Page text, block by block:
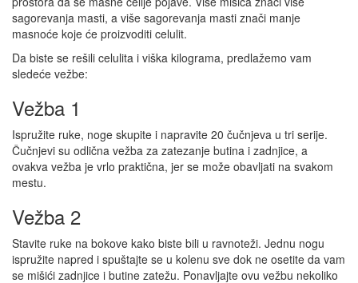
sagorevanja masti, a više sagorevanja masti znači manje
masnoće koje će proizvoditi celulit.
Da biste se rešili celulita i viška kilograma, predlažemo vam
sledeće vežbe:
Vežba 1
Ispružite ruke, noge skupite i napravite 20 čučnjeva u tri serije.
Čučnjevi su odlična vežba za zatezanje butina i zadnjice, a
ovakva vežba je vrlo praktična, jer se može obavljati na svakom
mestu.
Vežba 2
Stavite ruke na bokove kako biste bili u ravnoteži. Jednu nogu
ispružite napred i spuštajte se u kolenu sve dok ne osetite da vam
se mišići zadnjice i butine zatežu. Ponavljajte ovu vežbu nekoliko